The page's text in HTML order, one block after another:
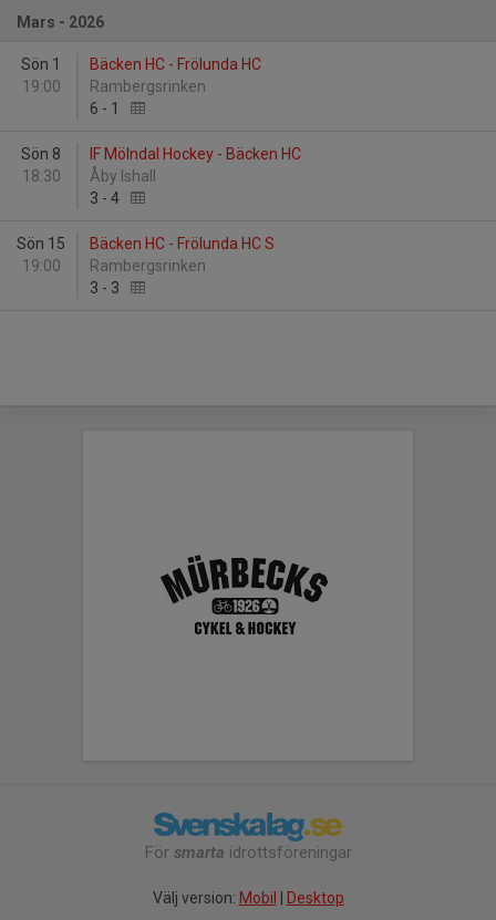
Mars - 2026
Sön 1
19:00
Bäcken HC - Frölunda HC
Rambergsrinken
6 - 1
Sön 8
18:30
IF Mölndal Hockey - Bäcken HC
Åby Ishall
3 - 4
Sön 15
19:00
Bäcken HC - Frölunda HC S
Rambergsrinken
3 - 3
För smarta idrottsföreningar
Välj version: Mobil Desktop